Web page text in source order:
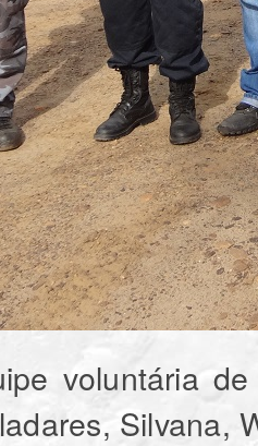
voluntária
Silvana,